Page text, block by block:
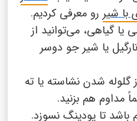
شیر رو معرفی کردیم.
یا گیاهی، می‌توانید از
یا شیر جو دوسر
گلوله شدن نشاسته یا ته
مداوم هم بزنید.
باشد تا پودینگ نسوزد.